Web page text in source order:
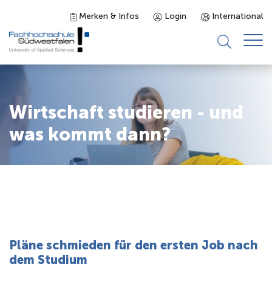
Merken & Infos Login International
Studienangebot
Studierende
Karriere
Wirtschaft studieren - und
was kommt dann?
Pläne schmieden für den ersten Job nach
dem Studium